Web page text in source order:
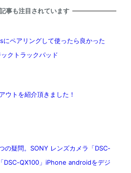
事も注目されています
ペアリングして使ったら良かった
クトラックパッド
ウトを紹介頂きました！
の疑問。SONY レンズカメラ「DSC-
DSC-QX100」iPhone androidをデジ